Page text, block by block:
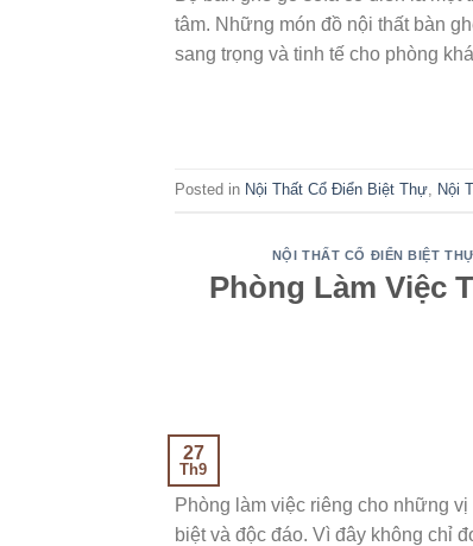
tâm. Những món đồ nội thất bàn
sang trọng và tinh tế cho phòng
Posted in Nội Thất Cổ Điển Biệt Thự Nội
NỘI THẤT CỔ ĐIỂN BIỆT THỰ
Phòng Làm Việc
27
Th9
Phòng làm việc riêng cho những
biệt và độc đáo. Vì đây không chỉ